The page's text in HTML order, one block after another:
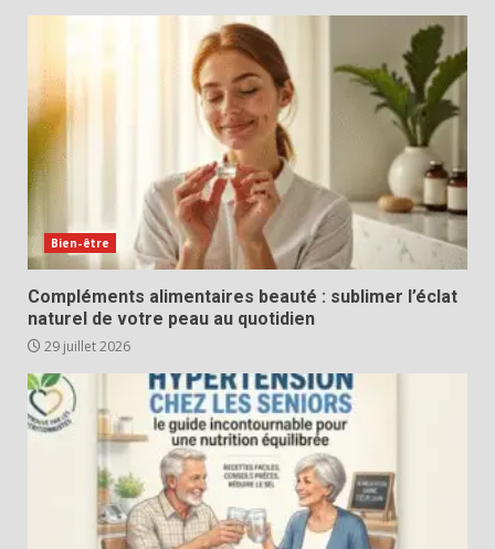
Bien-être
Compléments alimentaires beauté : sublimer l’éclat
naturel de votre peau au quotidien
29 juillet 2026